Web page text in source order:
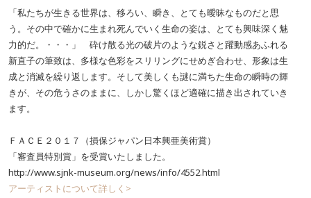
「私たちが生きる世界は、移ろい、瞬き、とても曖昧なものだと思
う。その中で確かに生まれ死んでいく生命の姿は、とても興味深く魅
力的だ。・・・」 砕け散る光の破片のような鋭さと躍動感あふれる
新直子の筆致は、多様な色彩をスリリングにせめぎ合わせ、形象は生
成と消滅を繰り返します。そして美しくも謎に満ちた生命の瞬時の輝
きが、その危うさのままに、しかし驚くほど適確に描き出されていき
ます。
ＦＡＣＥ２０１７（損保ジャパン日本興亜美術賞）
「審査員特別賞」を受賞いたしました。
http://www.sjnk-museum.org/news/info/4552.html
アーティストについて詳しく>